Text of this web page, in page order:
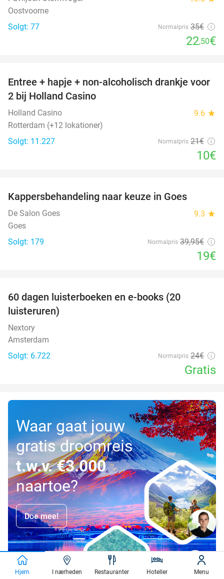
Oostvoorne
Solgt: 77
Normalpris 35€
22,50€
52%
Entree + hapje + non-alcoholisch drankje voor
2 bij Holland Casino
Holland Casino 9.6 star
Rotterdam (+12 lokationer)
Solgt: 11.227
Normalpris 21€
10€
Kappersbehandeling naar keuze in Goes
De Salon Goes 9.3 star
Goes
Solgt: 179
Normalpris 39,95€
19€
60 dagen luisterboeken en e-books (20
luisteruren)
Nextory
Amsterdam
Solgt: 6.722
Normalpris 24€
Gratis
Waar gaat jouw
gratis droomreis
t.w.v. €3.000
naartoe?
Doe mee!
Hjem I nærheden Restauranter Hoteller Menu